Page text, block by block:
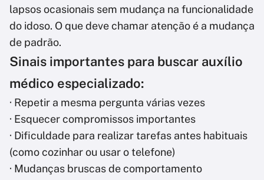
lapsos ocasionais sem mudança na funcionalidade
do idoso. O que deve chamar atenção é a mudança
de padrão.
Sinais importantes para buscar auxílio
médico especializado:
· Repetir a mesma pergunta várias vezes
· Esquecer compromissos importantes
· Dificuldade para realizar tarefas antes habituais
(como cozinhar ou usar o telefone)
· Mudanças bruscas de comportamento